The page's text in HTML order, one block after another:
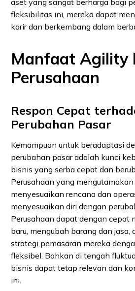
fleksibilitas ini, mereka dapat
karir dan berkembang dalam
Manfaat Agility
Perusahaan
Respon Cepat
Perubahan Pasar
Kemampuan untuk beradaptasi
perubahan pasar adalah kunci
bisnis yang serba cepat dan
Perusahaan yang
menyesuaikan rencana dan
menyesuaikan diri dengan
Perusahaan dapat dengan cepat
baru, mengubah barang dan jasa,
strategi pemasaran mereka
fleksibel. Bahkan di tengah
bisnis dapat tetap relevan dan
ini.